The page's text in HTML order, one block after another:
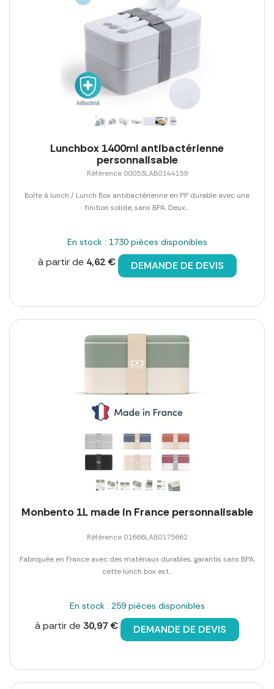
Lunchbox 1400ml antibactérienne
personnalisable
Référence 00053LAB0144159
Boîte à lunch / Lunch Box antibactérienne en PP durable avec une
finition solide, sans BPA. Deux...
En stock : 1730 pièces disponibles
à partir de 4,62 € DEMANDE DE DEVIS
Monbento 1L made in France personnalisable
Référence 01666LAB0175662
Fabriquée en France avec des matériaux durables, garantis sans BPA,
cette lunch box est...
En stock : 259 pièces disponibles
à partir de 30,97 € DEMANDE DE DEVIS